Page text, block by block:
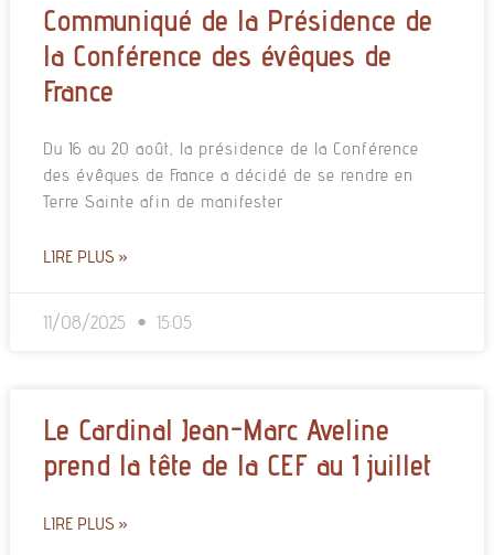
Communiqué de la Présidence de
la Conférence des évêques de
France
Du 16 au 20 août, la présidence de la Conférence
des évêques de France a décidé de se rendre en
Terre Sainte afin de manifester
LIRE PLUS »
11/08/2025 15:05
Le Cardinal Jean-Marc Aveline
prend la tête de la CEF au 1 juillet
LIRE PLUS »